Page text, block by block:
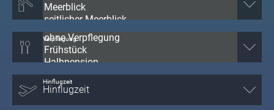
Verpflegung
Hinflugzeit